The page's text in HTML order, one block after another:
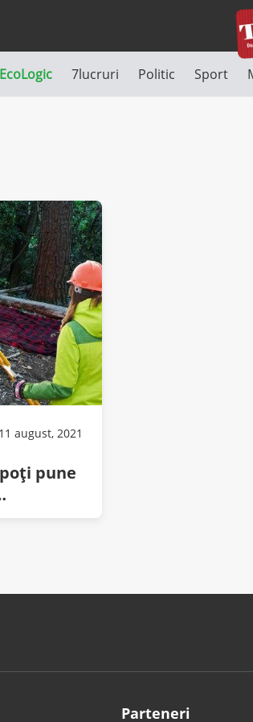
EcoLogic 7lucruri Politic Sport
11 august, 2021
pune
Parteneri